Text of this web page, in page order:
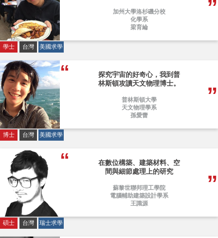
加州大學洛杉磯分校
化學系
梁育綸
學士 台灣 美國求學
探究宇宙的好奇心，我到普
林斯頓攻讀天文物理博士。
普林斯頓大學
天文物理學系
孫愛蕾
博士 台灣 美國求學
在數位構築、建築材料、空
間與細節處理上的研究
蘇黎世聯邦理工學院
電腦輔助建築設計學系
王識源
碩士 台灣 瑞士求學